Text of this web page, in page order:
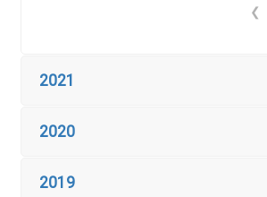
❮
2021
2020
2019